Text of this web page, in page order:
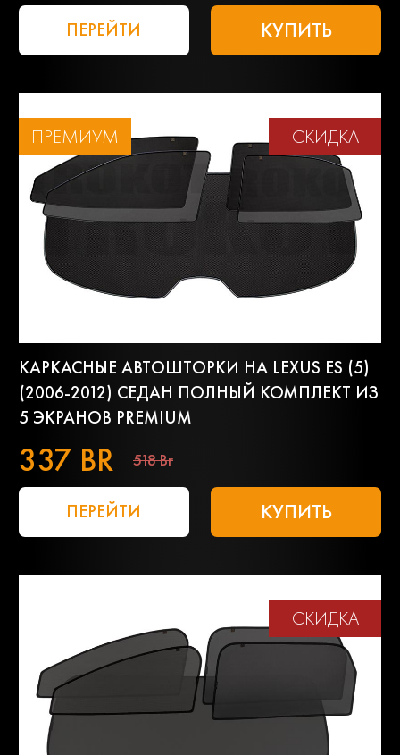
ПЕРЕЙТИ КУПИТЬ
ПРЕМИУМ СКИДКА
КАРКАСНЫЕ АВТОШТОРКИ НА LEXUS ES (5)
(2006-2012) СЕДАН ПОЛНЫЙ КОМПЛЕКТ ИЗ
5 ЭКРАНОВ PREMIUM
337 BR 518 Br
ПЕРЕЙТИ КУПИТЬ
СКИДКА